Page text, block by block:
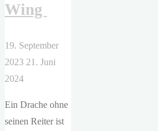
Wing
19. September
2023 21. Juni
2024
Ein Drache ohne
seinen Reiter ist